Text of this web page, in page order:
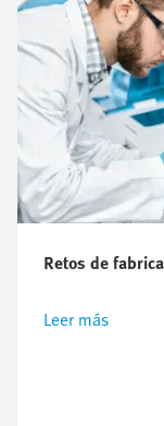
Retos de
Leer más